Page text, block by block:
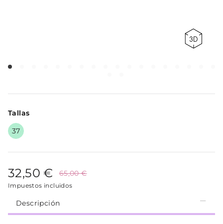
Tallas
37
32,50 € 65,00 €
Impuestos incluidos
Descripción